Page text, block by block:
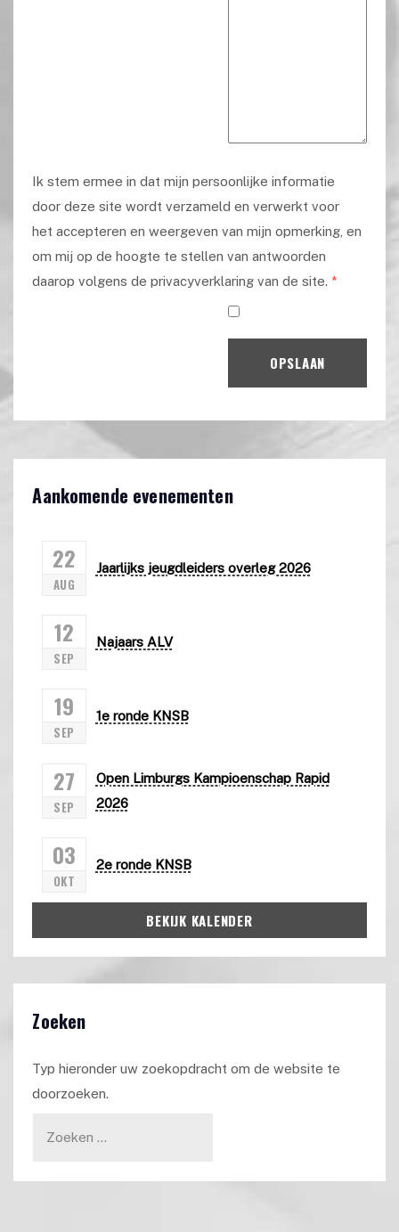
Ik stem ermee in dat mijn persoonlijke informatie
door deze site wordt verzameld en verwerkt voor
het accepteren en weergeven van mijn opmerking, en
om mij op de hoogte te stellen van antwoorden
daarop volgens de privacyverklaring van de site. *
OPSLAAN
Aankomende evenementen
22
AUG
Jaarlijks jeugdleiders overleg 2026
12
SEP
Najaars ALV
19
SEP
1e ronde KNSB
27
SEP
Open Limburgs Kampioenschap Rapid
2026
03
OKT
2e ronde KNSB
BEKIJK KALENDER
Zoeken
Typ hieronder uw zoekopdracht om de website te
doorzoeken.